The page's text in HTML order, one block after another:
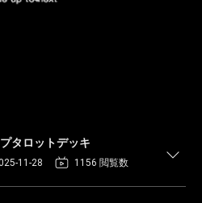
タロットデッキ
11-28 1156 閲覧数